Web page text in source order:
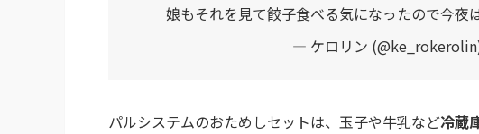
娘もそれを見て餃子食べる気になったので今夜
— ケロリン
パルシステムのおためしセットは、玉子や牛乳など冷蔵